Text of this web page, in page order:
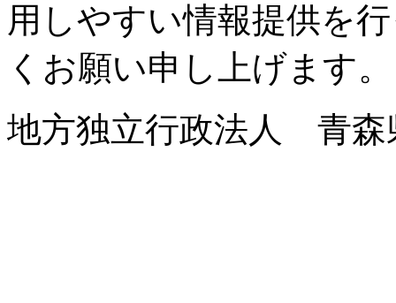
用しやすい情報提供を
くお願い申し上げます。
地方独立行政法人 青森